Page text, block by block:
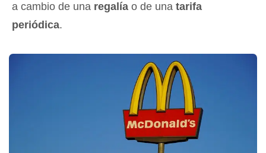
a cambio de una regalía o de una tarifa
periódica.